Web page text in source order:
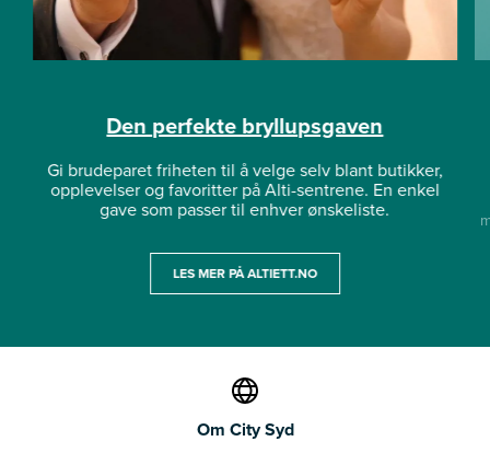
Den perfekte bryllupsgaven
Gi brudeparet friheten til å velge selv blant butikker,
opplevelser og favoritter på Alti-sentrene. En enkel
gave som passer til enhver ønskeliste.
LES MER PÅ ALTIETT.NO
Om City Syd